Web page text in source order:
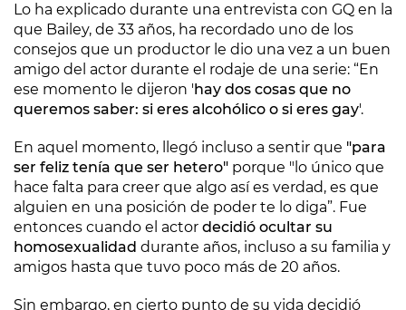
Lo ha explicado durante una entrevista con GQ en la
que Bailey, de 33 años, ha recordado uno de los
consejos que un productor le dio una vez a un buen
amigo del actor durante el rodaje de una serie: “En
ese momento le dijeron 'hay dos cosas que no
queremos saber: si eres alcohólico o si eres gay'.
En aquel momento, llegó incluso a sentir que "para
ser feliz tenía que ser hetero" porque "lo único que
hace falta para creer que algo así es verdad, es que
alguien en una posición de poder te lo diga”. Fue
entonces cuando el actor decidió ocultar su
homosexualidad durante años, incluso a su familia y
amigos hasta que tuvo poco más de 20 años.
Sin embargo, en cierto punto de su vida decidió